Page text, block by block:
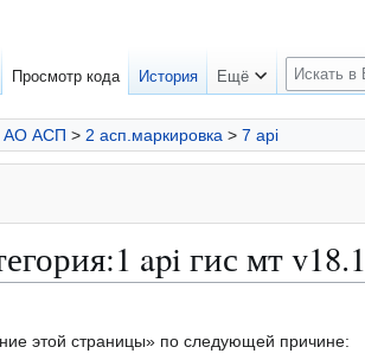
АО АСП > 2 асп.маркировка > 7 api
api гис мт v18.1
этой страницы» по следующей причине:
Просмотр кода История Ещё
П
о
и
с
к